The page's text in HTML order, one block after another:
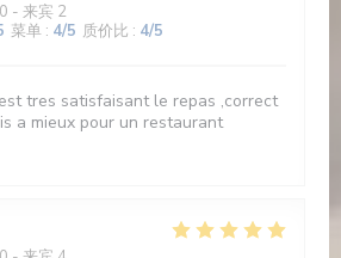
- 来宾 2
菜单 : 4/5 质价比 : 4/5
tres satisfaisant le repas ,correct
a mieux pour un restaurant